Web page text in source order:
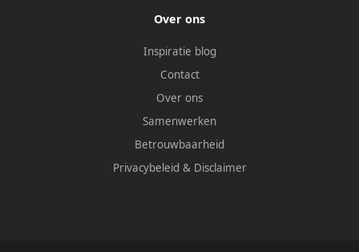
Over ons
Inspiratie blog
Contact
Over ons
Samenwerken
Betrouwbaarheid
Privacybeleid & Disclaimer